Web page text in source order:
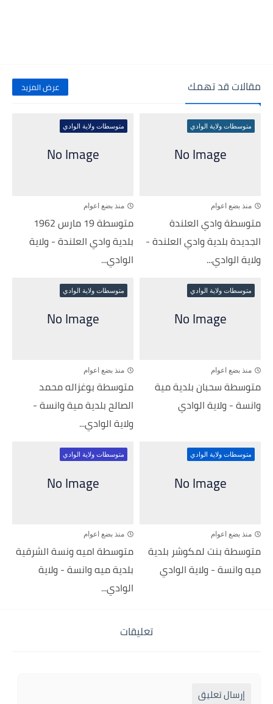
مقالات قد تهمك عرض المزيد
متوسطات ولاية الوادي
منذ بضع اعوام
متوسطة وادي العلندة
الجديدة بلدية وادي العلندة -
ولاية الوادي...
متوسطات ولاية الوادي
منذ بضع اعوام
متوسطة 19 مارس 1962
بلدية وادي العلندة - ولاية
الوادي...
متوسطات ولاية الوادي
منذ بضع اعوام
متوسطة سحبان بلدية مية
وانسة - ولاية الوادي
متوسطات ولاية الوادي
منذ بضع اعوام
متوسطة بوغزاله محمد
الصالح بلدية مية وانسة -
ولاية الوادي...
متوسطات ولاية الوادي
منذ بضع اعوام
متوسطة بنت لمكوشر بلدية
ميه وانسة - ولاية الوادي
متوسطات ولاية الوادي
منذ بضع اعوام
متوسطة اميه ونسة الشرقية
بلدية ميه وانسة - ولاية
الوادي...
تعليقات
إرسال تعليق